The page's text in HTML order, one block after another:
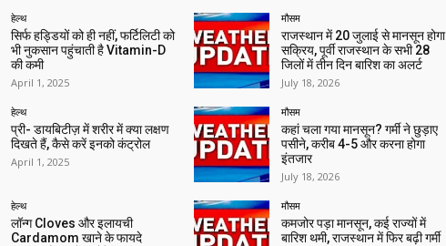
हेल्थ
सिर्फ हड्डियों को ही नहीं, फर्टिलिटी को
भी नुकसान पहुंचाती है Vitamin-D
की कमी
April 1, 2025
हेल्थ
प्री- डायबिटीज़ में शरीर में क्या लक्षण
दिखते हैं, कैसे करें इनको कंट्रोल
April 1, 2025
हेल्थ
लॉन्ग Cloves और इलायची
Cardamom खाने के फायदे
मौसम
राजस्थान में 20 जुलाई से मानसून होगा
सक्रिय, पूर्वी राजस्थान के सभी 28
जिलों में तीन दिन बारिश का अलर्ट
July 18, 2026
मौसम
कहां चला गया मानसून? गर्मी ने छुड़ाए
पसीने, करीब 4-5 और करना होगा
इंतजार
July 18, 2026
मौसम
कमजोर पड़ा मानसून, कई राज्यों में
बारिश थमी, राजस्थान में फिर बढ़ी गर्मी